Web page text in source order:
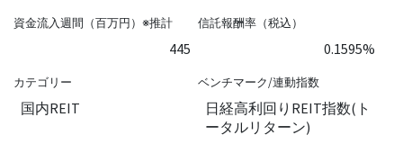
資金流入週間（百万円）※推計
445
信託報酬率（税込）
0.1595%
カテゴリー
国内REIT
ベンチマーク/連動指数
日経高利回りREIT指数(ト
ータルリターン)